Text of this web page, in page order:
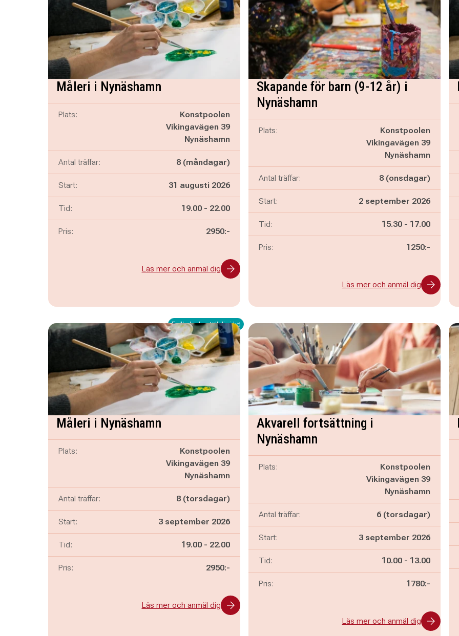
Måleri i Nynäshamn
Plats:
Konstpoolen
Vikingavägen 39
Nynäshamn
Antal träffar: 8 (måndagar)
Start: 31 augusti 2026
Tid: Pågår mellan
19.00 - och
22.00
Pris: 2950:-
Läs mer och anmäl dig
Skapande för barn (9-12 år) i
Nynäshamn
Plats:
Konstpoolen
Vikingavägen 39
Nynäshamn
Antal träffar: 8 (onsdagar)
Start: 2 september 2026
Tid: Pågår mellan
15.30 - och
17.00
Pris: 1250:-
Läs mer och anmäl dig
Fullbokad - ställ dig i kö
Måleri i Nynäshamn
Plats:
Konstpoolen
Vikingavägen 39
Nynäshamn
Antal träffar: 8 (torsdagar)
Start: 3 september 2026
Tid: Pågår mellan
19.00 - och
22.00
Pris: 2950:-
Läs mer och anmäl dig
Akvarell fortsättning i
Nynäshamn
Plats:
Konstpoolen
Vikingavägen 39
Nynäshamn
Antal träffar: 6 (torsdagar)
Start: 3 september 2026
Tid: Pågår mellan
10.00 - och
13.00
Pris: 1780:-
Läs mer och anmäl dig